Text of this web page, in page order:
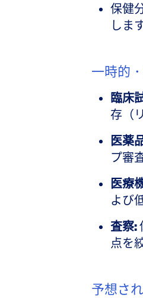
保健
します
一時的
臨床
存（
医薬
プ審
医療
よび
査察:
点を
予想さ